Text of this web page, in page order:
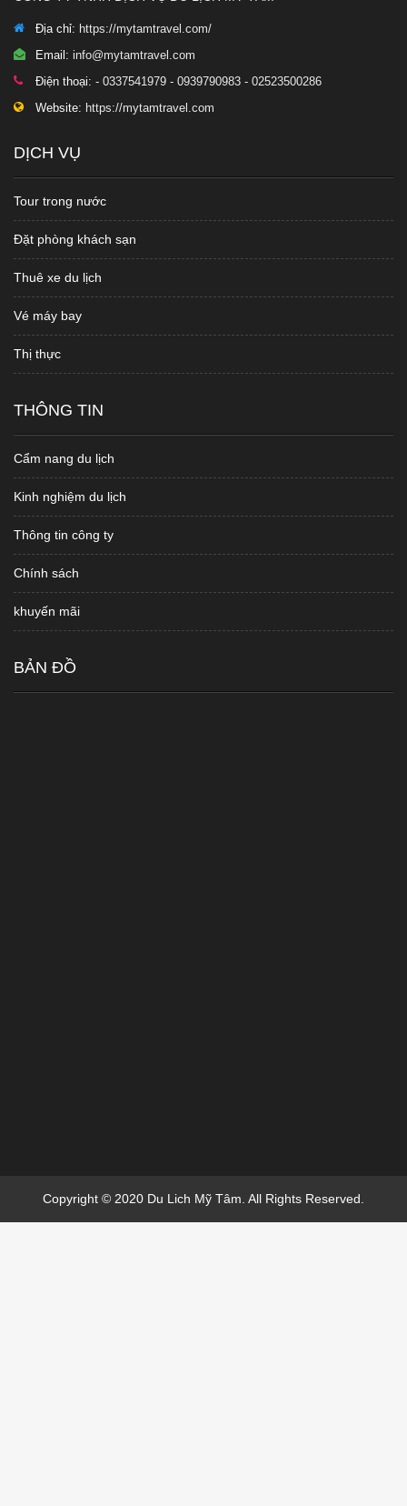
Địa chỉ: https://mytamtravel.com/
Email: info@mytamtravel.com
Điện thoại: - 0337541979 - 0939790983 - 02523500286
Website: https://mytamtravel.com
DỊCH VỤ
Tour trong nước
Đặt phòng khách sạn
Thuê xe du lịch
Vé máy bay
Thị thực
THÔNG TIN
Cẩm nang du lịch
Kinh nghiệm du lịch
Thông tin công ty
Chính sách
khuyến mãi
BẢN ĐỒ
Copyright © 2020 Du Lich Mỹ Tâm. All Rights Reserved.